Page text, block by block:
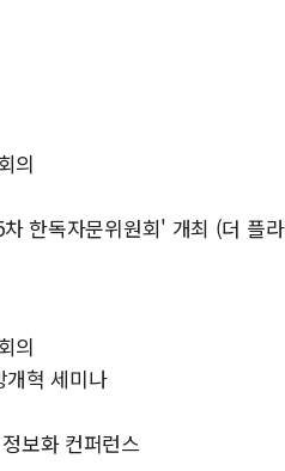
의
한독자문위원회' 개최 (더 플
의
개혁 세미나
보화 컨퍼런스